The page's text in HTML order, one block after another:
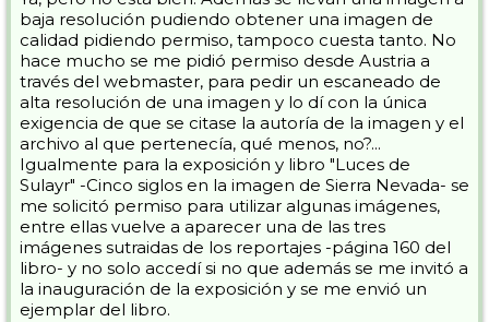
baja resolución pudiendo obtener una imagen de
calidad pidiendo permiso, tampoco cuesta tanto. No
hace mucho se me pidió permiso desde Austria a
través del webmaster, para pedir un escaneado de
alta resolución de una imagen y lo dí con la única
exigencia de que se citase la autoría de la imagen y el
archivo al que pertenecía, qué menos, no?...
Igualmente para la exposición y libro "Luces de
Sulayr" -Cinco siglos en la imagen de Sierra Nevada- se
me solicitó permiso para utilizar algunas imágenes,
entre ellas vuelve a aparecer una de las tres
imágenes sutraidas de los reportajes -página 160 del
libro- y no solo accedí si no que además se me invitó a
la inauguración de la exposición y se me envió un
ejemplar del libro.